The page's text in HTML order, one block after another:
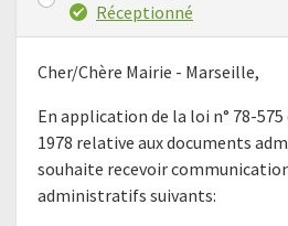
Réceptionné
Cher/Chère Mairie - Marseille,
En application de la loi n° 78-
1978 relative aux documents
souhaite recevoir
administratifs suivants: